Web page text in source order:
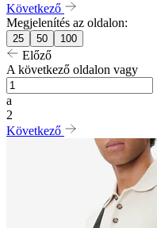
Következő
Megjelenítés az oldalon:
25 50 100
Előző
A következő oldalon vagy
a
2
Következő